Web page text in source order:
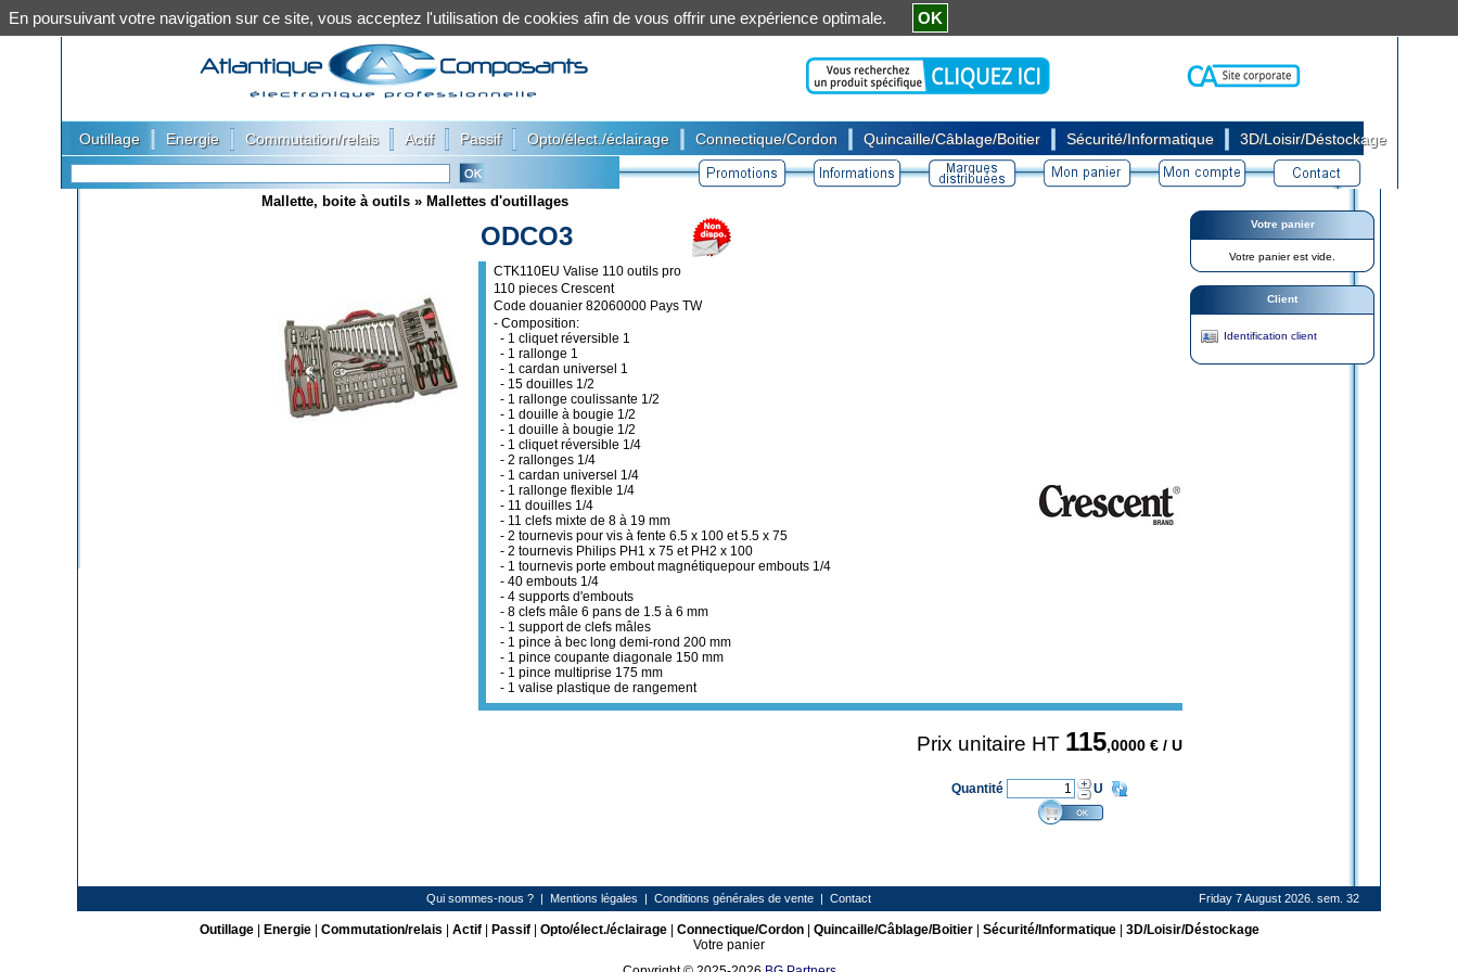
Outillage Energie Commutation/relais Actif Passif Opto/élect./éclairage Connectique/Cordon Quincaille/Câblage/Boitier Sécurité/Informatique 3D/Loisir/Déstockage
Mallette, boite à outils » Mallettes d'outillages
ODCO3
CTK110EU Valise 110 outils pro
110 pieces Crescent
Code douanier 82060000 Pays TW
- Composition:
- 1 cliquet réversible 1
- 1 rallonge 1
- 1 cardan universel 1
- 15 douilles 1/2
- 1 rallonge coulissante 1/2
- 1 douille à bougie 1/2
- 1 douille à bougie 1/2
- 1 cliquet réversible 1/4
- 2 rallonges 1/4
- 1 cardan universel 1/4
- 1 rallonge flexible 1/4
- 11 douilles 1/4
- 11 clefs mixte de 8 à 19 mm
- 2 tournevis pour vis à fente 6.5 x 100 et 5.5 x 75
- 2 tournevis Philips PH1 x 75 et PH2 x 100
- 1 tournevis porte embout magnétiquepour embouts 1/4
- 40 embouts 1/4
- 4 supports d'embouts
- 8 clefs mâle 6 pans de 1.5 à 6 mm
- 1 support de clefs mâles
- 1 pince à bec long demi-rond 200 mm
- 1 pince coupante diagonale 150 mm
- 1 pince multiprise 175 mm
- 1 valise plastique de rangement
Prix unitaire HT 115,0000 € / U
Quantité U
Votre panier
Votre panier est vide.
Client
Identification client
Qui sommes-nous ? | Mentions légales | Conditions générales de vente | Contact Friday 7 August 2026. sem. 32
Outillage| Energie| Commutation/relais Actif| Passif| Opto/élect./éclairage| Connectique/Cordon| Quincaille/Câblage/Boitier| Sécurité/Informatique| 3D/Loisir/Déstockage
Votre panier
En poursuivant votre navigation sur ce site, vous acceptez l'utilisation de cookies afin de vous offrir une expérience optimale. OK